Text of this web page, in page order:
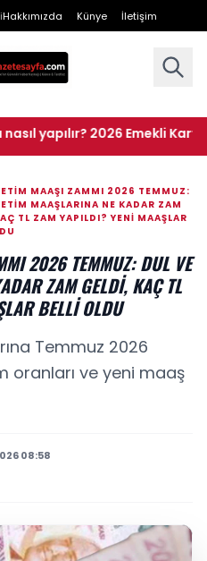
Hakkımızda Künye İletişim
2026 Emekli Kart
MAAŞI ZAMMI 2026 TEMMUZ:
MAAŞLARINA NE KADAR ZAM
TL ZAM YAPILDI? YENI MAAŞLAR
2026 TEMMUZ: DUL VE
ZAM GELDI, KAÇ TL
BELLI OLDU
Temmuz 2026
oranları ve yeni maaş
08:58